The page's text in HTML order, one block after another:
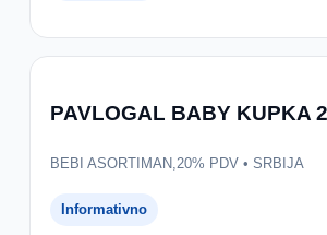
PAVLOGAL BABY KUPKA
BEBI ASORTIMAN,20% PDV • SRBIJA
Informativno